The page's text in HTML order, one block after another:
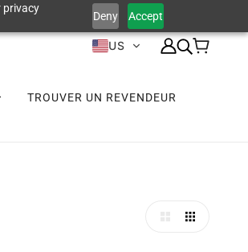
privacy
Deny Accept
US
TROUVER UN REVENDEUR